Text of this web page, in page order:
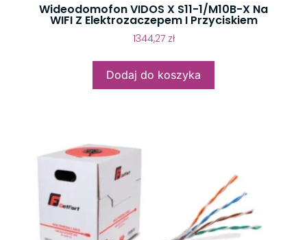
Wideodomofon VIDOS X S11-1/M10B-X Na
WIFI Z Elektrozaczepem I Przyciskiem
1344,27 zł
Dodaj do koszyka